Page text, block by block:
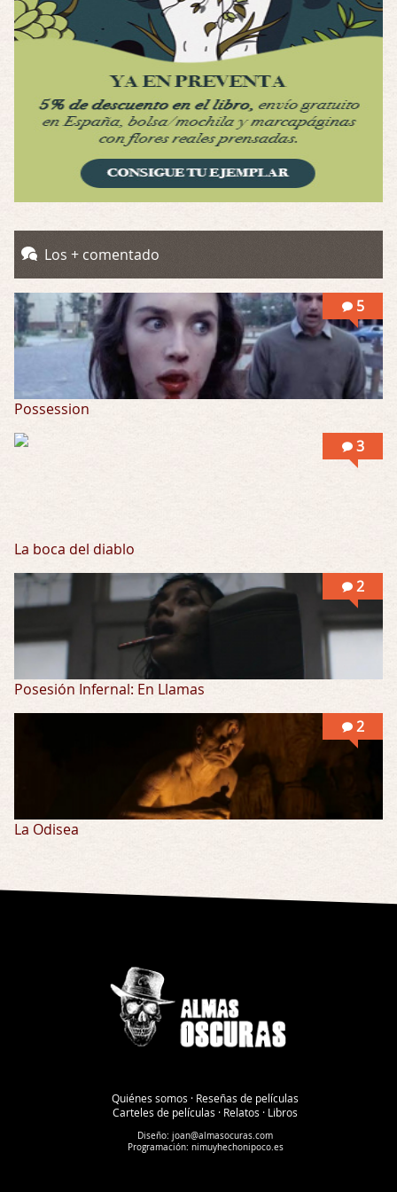
Se llama la posesión en castellano, está …
Una película normalita, nada del otro mun …
Obsession
Al principio por el hype que la dieron iba …
Por: Mountain
Llevo toda una vida para verla y nunca lo …
Posesión Infernal: En Llamas
Por: Skalope
Totalmente de acuerdo Ignacio. La he disfr …
Los + comentado
5
Possession
3
La boca del diablo
2
Posesión Infernal: En Llamas
2
La Odisea
Quiénes somos · Reseñas de películas
Carteles de películas · Relatos · Libros
Diseño:joan@almasocuras.com
Programación: nimuyhechonipoco.es